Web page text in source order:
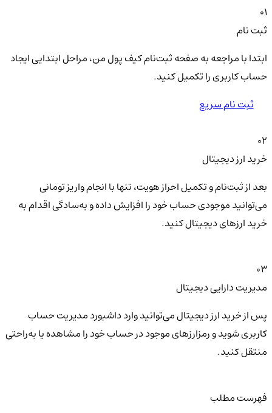
01
ثبت نام
ابتدا با مراجعه به صفحه ثبت‌نام کیف‌ پول من، مراحل ابتدایی ایجاد
حساب کاربری را تکمیل کنید.
ثبت نام سریع
02
خرید ارز دیجیتال
بعد از ثبت‌نام و تکمیل احراز هویت، تنها با انجام واریز تومانی
می‌توانید موجودی حساب خود را افزایش داده و به‌سادگی اقدام به
خرید ارزهای دیجیتال کنید.
03
مدیریت دارایی دیجیتال
پس از خرید ارز دیجیتال می‌توانید وارد داشبورد مدیریت حساب
کاربری شوید و رمزارزهای موجود در حساب خود را مشاهده یا به‌راحتی
منتقل کنید.
فهرست مطلب